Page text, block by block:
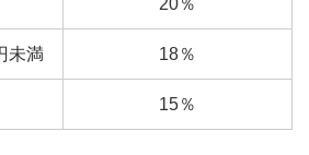
20％
未満 18％
15％